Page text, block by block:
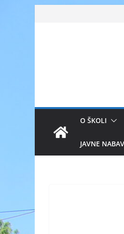
O ŠKOLI
JAVNE